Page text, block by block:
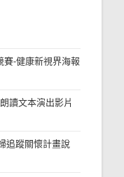
賽-健康新視界海報
讀文本演出影片
追蹤關懷計畫說